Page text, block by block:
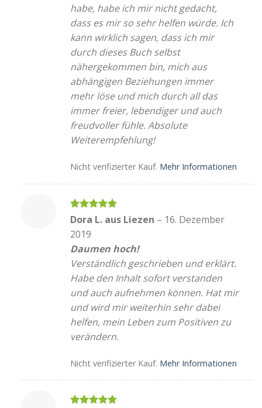
habe, habe ich mir nicht gedacht,
dass es mir so sehr helfen würde. Ich
kann wirklich sagen, dass ich mir
durch dieses Buch selbst
nähergekommen bin, mich aus
abhängigen Beziehungen immer
mehr löse und mich durch all das
immer freier, lebendiger und auch
freudvoller fühle. Absolute
Weiterempfehlung!
Nicht verifizierter Kauf. Mehr Informationen
Bewertet
5
Dora L. aus Liezen – 16. Dezember
2019
Daumen hoch!
Verständlich geschrieben und erklärt.
Habe den Inhalt sofort verstanden
und auch aufnehmen können. Hat mir
und wird mir weiterhin sehr dabei
helfen, mein Leben zum Positiven zu
verändern.
Nicht verifizierter Kauf. Mehr Informationen